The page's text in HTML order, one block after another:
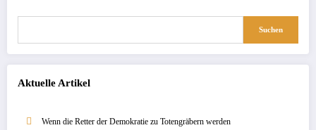
Suchen
Aktuelle Artikel
Wenn die Retter der Demokratie zu Totengräbern werden